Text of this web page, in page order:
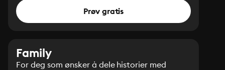
Prøv gratis
Family
For deg som ønsker å dele historier med